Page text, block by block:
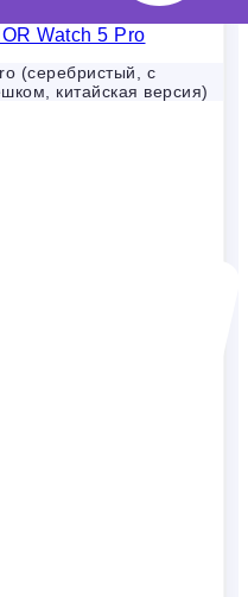
(серебристый, с
китайская версия)